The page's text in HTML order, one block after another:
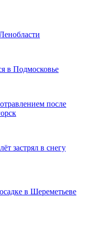
в Подмосковье
после
застрял в снегу
в Шереметьеве